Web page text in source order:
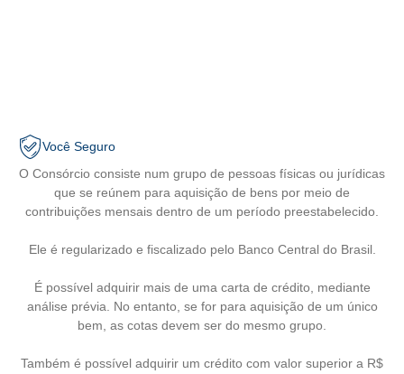
Você Seguro
O Consórcio consiste num grupo de pessoas físicas ou jurídicas
que se reúnem para aquisição de bens por meio de
contribuições mensais dentro de um período preestabelecido.
Ele é regularizado e fiscalizado pelo Banco Central do Brasil.
É possível adquirir mais de uma carta de crédito, mediante
análise prévia. No entanto, se for para aquisição de um único
bem, as cotas devem ser do mesmo grupo.
Também é possível adquirir um crédito com valor superior a R$